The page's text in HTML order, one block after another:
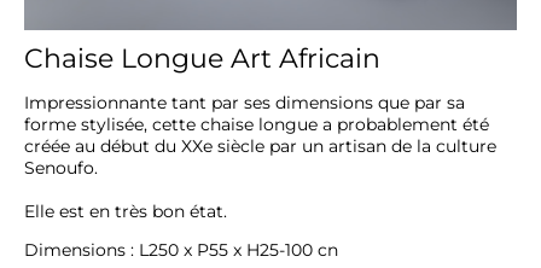
Chaise Longue Art Africain
Impressionnante tant par ses dimensions que par sa
forme stylisée, cette chaise longue a probablement été
créée au début du XXe siècle par un artisan de la culture
Senoufo.
Elle est en très bon état.
Dimensions : L250 x P55 x H25-100 cn